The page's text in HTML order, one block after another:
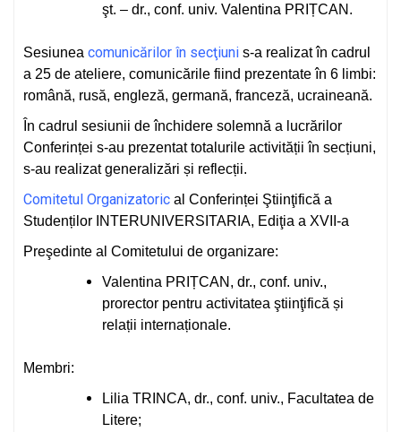
şt. – dr., conf. univ. Valentina PRIȚCAN.
Sesiunea comunicărilor în secţiuni s-a realizat în cadrul
a 25 de ateliere, comunicările fiind prezentate în 6 limbi:
română, rusă, engleză, germană, franceză, ucraineană.
În cadrul sesiunii de închidere solemnă a lucrărilor
Conferinței s-au prezentat totalurile activității în secțiuni,
s-au realizat generalizări și reflecții.
Comitetul Organizatoric al Conferinței Ştiinţifică a
Studenților INTERUNIVERSITARIA, Ediţia a XVII-a
Preşedinte al Comitetului de organizare:
Valentina PRIȚCAN, dr., conf. univ.,
prorector pentru activitatea ştiinţifică și
relații internaționale.
Membri:
Lilia TRINCA, dr., conf. univ., Facultatea de
Litere;